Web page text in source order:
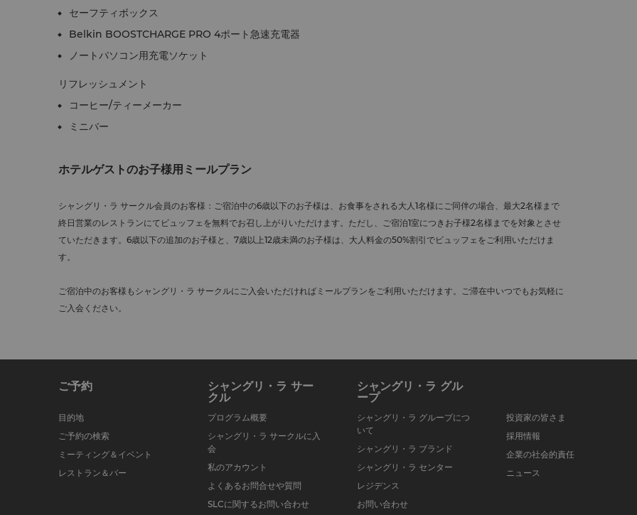
セーフティボックス
Belkin BOOSTCHARGE PRO 4ポート急速充電器
ノートパソコン用充電ソケット
リフレッシュメント
コーヒー/ティーメーカー
ミニバー
ホテルゲストのお子様用ミールプラン
シャングリ・ラ サークル会員のお客様：ご宿泊中の6歳以下のお子様は、お食事をされる大人1名様にご同伴の場合、最大2名様まで
終日営業のレストランにてビュッフェを無料でお召し上がりいただけます。ただし、ご宿泊1室につきお子様2名様までを対象とさせ
ていただきます。6歳以下の追加のお子様と、7歳以上12歳未満のお子様は、大人料金の50%割引でビュッフェをご利用いただけま
す。
ご宿泊中のお客様もシャングリ・ラ サークルにご入会いただければミールプランをご利用いただけます。ご滞在中いつでもお気軽に
ご入会ください。
ご予約
目的地
ご予約の検索
ミーティング＆イベント
レストラン＆バー
シャングリ・ラ サー
クル
プログラム概要
シャングリ・ラ サークルに入
会
私のアカウント
よくあるお問合せや質問
SLCに関するお問い合わせ
シャングリ・ラ グル
ープ
シャングリ・ラ グループにつ
いて
シャングリ・ラ ブランド
シャングリ・ラ センター
レジデンス
お問い合わせ
投資家の皆さま
採用情報
企業の社会的責任
ニュース